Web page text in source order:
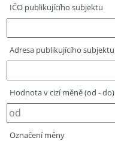
IČO publikujícího subjektu
Adresa publikujícího subjektu
Hodnota v cizí měně (od - do)
Označení měny